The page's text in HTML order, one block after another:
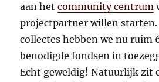
aan hetcommunity centrum
projectpartner willen starten.
collectes hebben we nu ruim
benodigde fondsen in
Echt geweldig! Natuurlijk zit